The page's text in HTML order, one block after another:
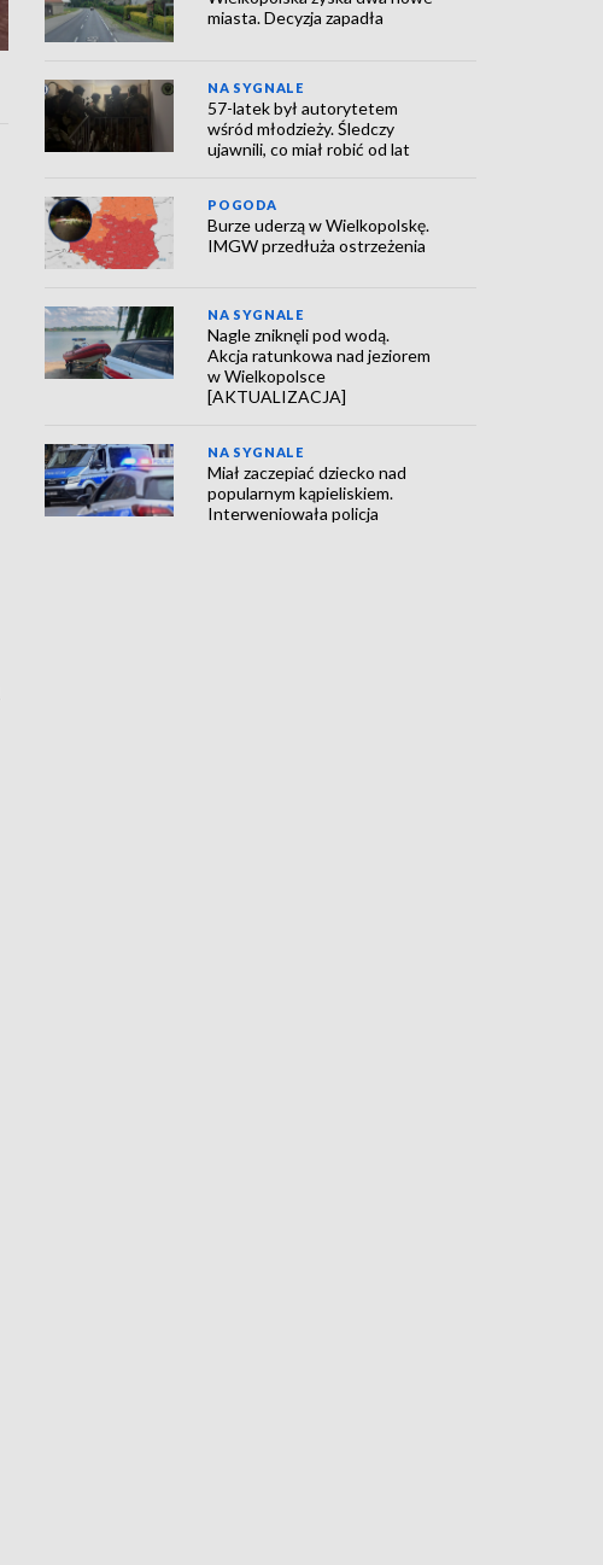
miasta. Decyzja zapadła
NA SYGNALE
57-latek był autorytetem
wśród młodzieży. Śledczy
ujawnili, co miał robić od lat
POGODA
Burze uderzą w Wielkopolskę.
IMGW przedłuża ostrzeżenia
NA SYGNALE
Nagle zniknęli pod wodą.
Akcja ratunkowa nad jeziorem
w Wielkopolsce
[AKTUALIZACJA]
NA SYGNALE
Miał zaczepiać dziecko nad
popularnym kąpieliskiem.
Interweniowała policja